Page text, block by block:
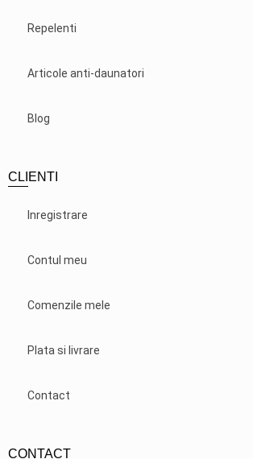
Repelenti
Articole anti-daunatori
Blog
CLIENTI
Inregistrare
Contul meu
Comenzile mele
Plata si livrare
Contact
CONTACT